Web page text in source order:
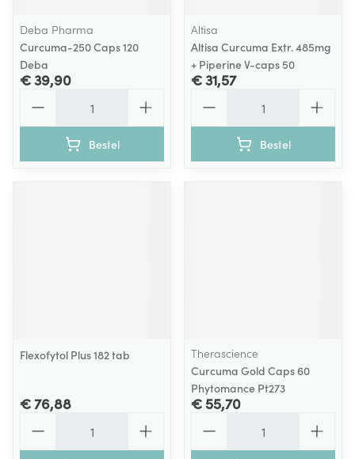
Deba Pharma
Curcuma-250 Caps 120
Deba
€ 39,90
Bestel
Altisa
Altisa Curcuma Extr. 485mg
+ Piperine V-caps 50
€ 31,57
Bestel
Flexofytol Plus 182 tab
€ 76,88
Therascience
Curcuma Gold Caps 60
Phytomance Pt273
€ 55,70